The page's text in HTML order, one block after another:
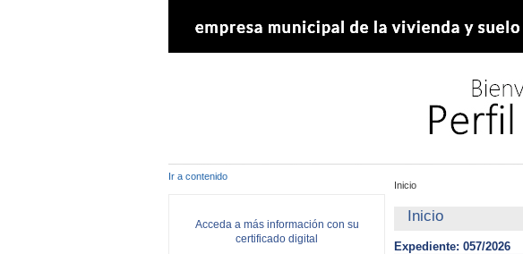
Ir a contenido
Acceda a más información con su
certificado digital
Inicio
Inicio
Expediente: 057/2026